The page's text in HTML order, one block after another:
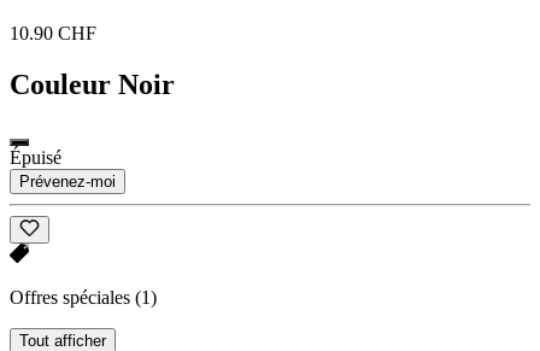
10.90 CHF
Couleur Noir
Épuisé
Prévenez-moi
Offres spéciales (1)
Tout afficher